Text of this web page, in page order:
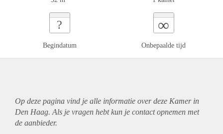
?
Begindatum
∞
Onbepaalde tijd
Op deze pagina vind je alle informatie over deze Kamer in
Den Haag. Als je vragen hebt kun je contact opnemen met
de aanbieder.